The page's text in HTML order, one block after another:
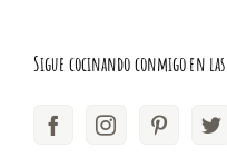
Sigue cocinando conmigo en las